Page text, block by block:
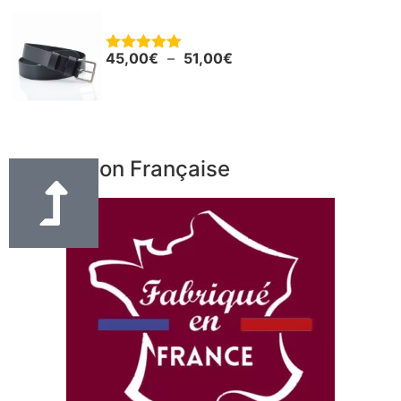
Note5.00
45,00€ – 51,00€
Fabrication Française